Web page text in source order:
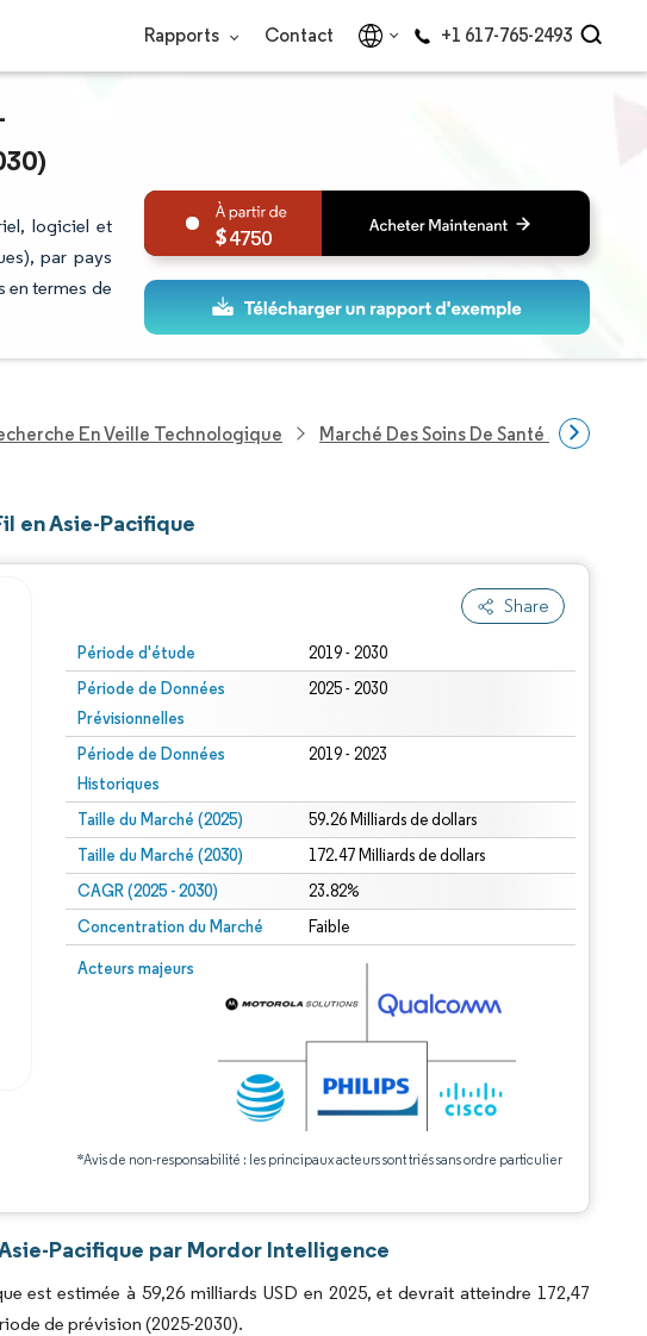
Rapports Contact +1 617-765-2493
logiciel et
par pays
en termes de
4750
En Veille Technologique Marché Des Soins De Santé Sans Fil En
en Asie-Pacifique
Share
Période d'étude 2019 - 2030
Période de Données
Prévisionnelles
2025 - 2030
Période de Données
Historiques
2019 - 2023
Taille du Marché (2025) 59.26 Milliards de dollars
Taille du Marché (2030) 172.47 Milliards de dollars
CAGR (2025 - 2030) 23.82%
Concentration du Marché Faible
Acteurs majeurs
*Avis de non-responsabilité : les principaux acteurs sont triés sans ordre particulier
Pacifique par Mordor Intelligence
est estimée à 59,26 milliards USD en 2025, et devrait atteindre 172,47
de prévision (2025-2030).